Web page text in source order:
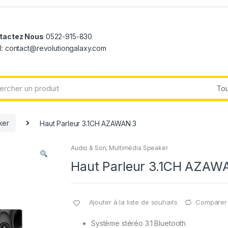
Nous 0522-915-830
contact@revolutiongalaxy.com
Haut Parleur 3.1CH AZAWAN 3
Audio & Son, Multimédia Speaker
Haut Parleur 3.1CH
Ajouter à la liste de souhaits Comparer
Système stéréo 3.1 Bluetooth